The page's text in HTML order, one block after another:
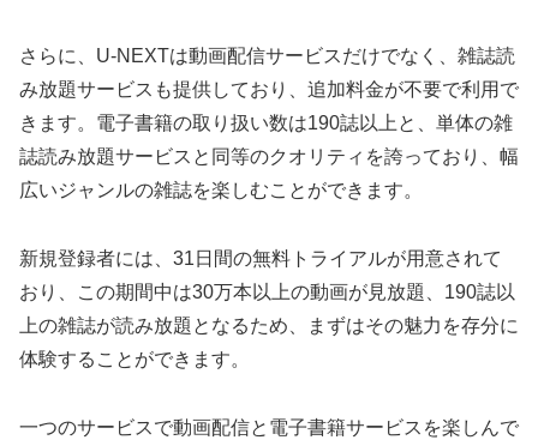
さらに、U-NEXTは動画配信サービスだけでなく、雑誌読
み放題サービスも提供しており、追加料金が不要で利用で
きます。電子書籍の取り扱い数は190誌以上と、単体の雑
誌読み放題サービスと同等のクオリティを誇っており、幅
広いジャンルの雑誌を楽しむことができます。
新規登録者には、31日間の無料トライアルが用意されて
おり、この期間中は30万本以上の動画が見放題、190誌以
上の雑誌が読み放題となるため、まずはその魅力を存分に
体験することができます。
一つのサービスで動画配信と電子書籍サービスを楽しんで